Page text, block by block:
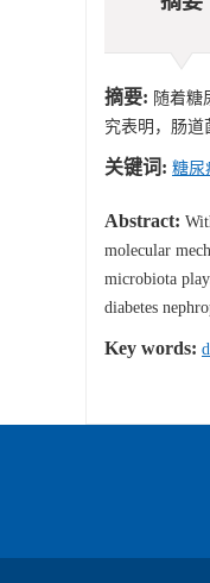
摘要: 随着糖
究表明，肠道
关键词: 糖尿
Abstract:
molecular
microbiota
diabetes
Key words: